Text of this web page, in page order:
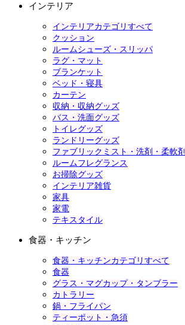
インテリア
インテリアカテゴリすべて
クッション
ルームシューズ・スリッパ
ラグ・マット
ブランケット
ベッド・寝具
カーテン
収納・収納グッズ
バス・洗面グッズ
トイレグッズ
ランドリーグッズ
ファブリックミスト・洗剤・柔軟剤
ルームフレグランス
お掃除グッズ
インテリア雑貨
家具
家電
テキスタイル
食器・キッチン
食器・キッチンカテゴリすべて
食器
グラス・マグカップ・タンブラー
カトラリー
鍋・フライパン
ティーポット・急須